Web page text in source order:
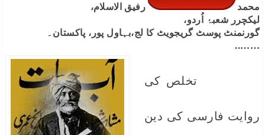
محمد
رفیق الاسلام،
لیکچرر شعبۂ اُردو،
گورنمنٹ پوسٹ گریجویٹ کا لج،بہاول پور، پاکستان۔
……..
تخلص کی
روایت فارسی کی دین